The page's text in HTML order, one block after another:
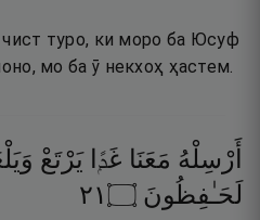
туро, ки моро ба Юсуф
мо ба ӯ некхоҳ ҳастем.
أَرْسِلْهُ مَعَنَا غَدًۭا يَرْتَعْ
لَحَـٰفِظُونَ ۝١٢